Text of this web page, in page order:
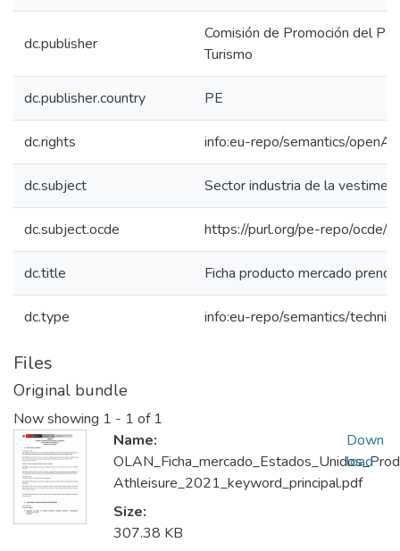
dc.publisher
Comisión de Promoción del
Turismo
dc.publisher.country PE
dc.rights info:eu-repo/semantics/
dc.subject Sector industria de la
dc.subject.ocde https://purl.org/pe-repo/ocde/
dc.title Ficha producto mercado
dc.type info:eu-repo/semantics/
Files
Original bundle
Now showing 1 - 1 of 1
Name:
Athleisure_2021_keyword_principal.pdf
Size:
307.38 KB
Down
load